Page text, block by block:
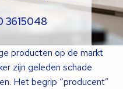
3615048
producten op de markt
zijn geleden schade
Het begrip “producent”